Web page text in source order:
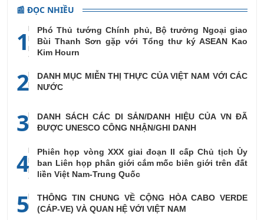
📰 ĐỌC NHIỀU
1
Phó Thủ tướng Chính phủ, Bộ trưởng Ngoại giao
Bùi Thanh Sơn gặp với Tổng thư ký ASEAN Kao
Kim Hourn
2
DANH MỤC MIỄN THỊ THỰC CỦA VIỆT NAM VỚI CÁC
NƯỚC
3
DANH SÁCH CÁC DI SẢN/DANH HIỆU CỦA VN ĐÃ
ĐƯỢC UNESCO CÔNG NHẬN/GHI DANH
4
Phiên họp vòng XXX giai đoạn II cấp Chủ tịch Ủy
ban Liên họp phân giới cắm mốc biên giới trên đất
liền Việt Nam-Trung Quốc
5
THÔNG TIN CHUNG VỀ CỘNG HÒA CABO VERDE
(CÁP-VE) VÀ QUAN HỆ VỚI VIỆT NAM